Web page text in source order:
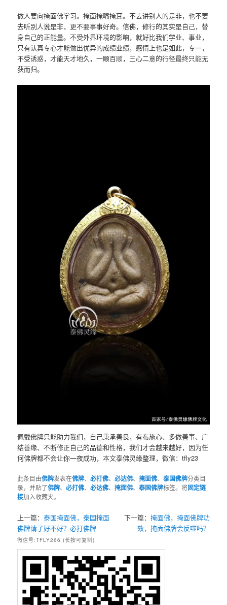
做人要向掩面佛学习。掩面掩嘴掩耳。不去讲别人的是非，也不要
去听别人说是非，更不要事事好奇。信佛，修行的其实是自己，替
身自己的正能量。不受外界环境的影响，就好比我们学业、事业，
只有认真专心才能做出优异的成绩业绩，感情上也是如此，专一，
不受诱惑，才能天才地久，一顺百顺，三心二意的行径最终只能无
获而归。
佩戴佛牌只能助力我们，自己秉承善良，有布施心、多做善事、广
结善缘、不断修正自己的品德和性格，我们才会越来越好，因为任
何佛牌都不会让你一夜成功，本文泰佛灵缘整理，微信：tfly23
此条目由佛牌发表在佛牌、必打佛、必达佛、掩面佛、泰国佛牌分类目
录，并贴了佛牌、必打佛、必达佛、掩面佛、泰国佛牌标签。将固定链
接加入收藏夹。
上一篇：泰国掩面佛，泰国掩面
佛牌请了好不好？必打佛牌
下一篇： 掩面佛，掩面佛牌功
效，掩面佛牌会反噬吗？
微信号:TFLY266 (长按可复制)